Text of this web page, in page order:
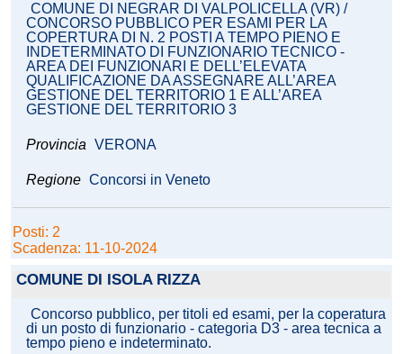
COMUNE DI NEGRAR DI VALPOLICELLA (VR) /
CONCORSO PUBBLICO PER ESAMI PER LA
COPERTURA DI N. 2 POSTI A TEMPO PIENO E
INDETERMINATO DI FUNZIONARIO TECNICO -
AREA DEI FUNZIONARI E DELL’ELEVATA
QUALIFICAZIONE DA ASSEGNARE ALL’AREA
GESTIONE DEL TERRITORIO 1 E ALL’AREA
GESTIONE DEL TERRITORIO 3
Provincia VERONA
Regione Concorsi in Veneto
Posti: 2
Scadenza: 11-10-2024
COMUNE DI ISOLA RIZZA
Concorso pubblico, per titoli ed esami, per la coperatura
di un posto di funzionario - categoria D3 - area tecnica a
tempo pieno e indeterminato.